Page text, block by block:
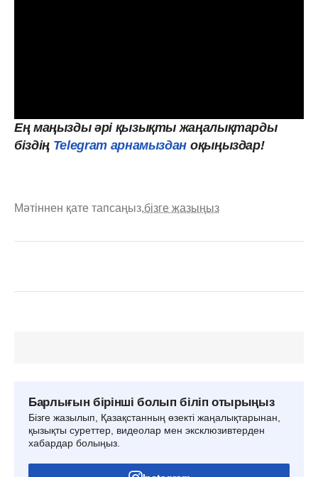
Ең маңызды әрі қызықты жаңалықтарды
біздің Telegram арнамыздан оқыңыздар!
Мәтіннен қате тапсаңыз,бізге жазыңыз
Барлығын бірінші болып біліп отырыңыз
Бізге жазылып, Қазақстанның өзекті жаңалықтарынан,
қызықты суреттер, видеолар мен эксклюзивтерден
хабардар болыңыз.